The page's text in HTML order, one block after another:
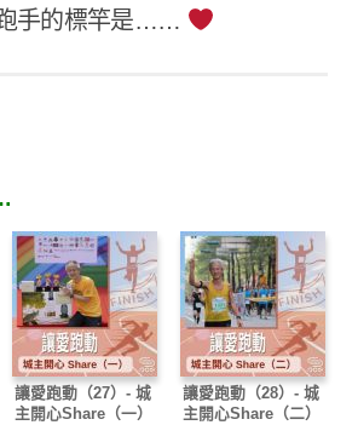
手的標竿是……
讓愛跑動（27）- 城
主開心Share（一）
讓愛跑動（28）- 城
主開心Share（二）